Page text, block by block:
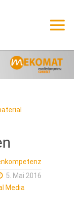
5. Mai 2016
Media